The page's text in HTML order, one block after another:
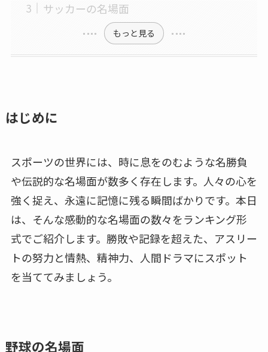
サッカーの名場面
もっと見る
はじめに
スポーツの世界には、時に息をのむような名勝負
や伝説的な名場面が数多く存在します。人々の心を
強く捉え、永遠に記憶に残る瞬間ばかりです。本日
は、そんな感動的な名場面の数々をランキング形
式でご紹介します。勝敗や記録を超えた、アスリー
トの努力と情熱、精神力、人間ドラマにスポット
を当ててみましょう。
野球の名場面